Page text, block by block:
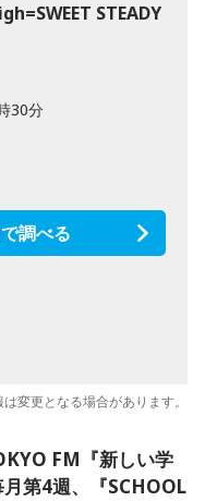
STEADY
30分
調べる
変更となる場合があります。
FM『新しい学
第4週、『SCHOOL